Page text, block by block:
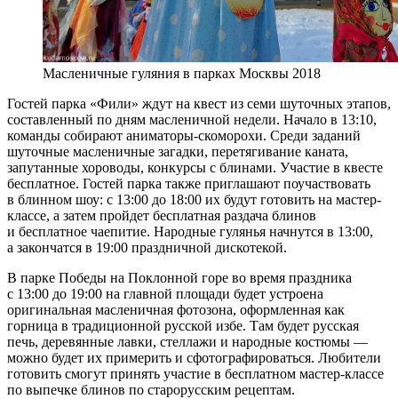
Масленичные гуляния в парках Москвы 2018
Гостей парка «Фили» ждут на квест из семи шуточных этапов,
составленный по дням масленичной недели. Начало в 13:10,
команды собирают аниматоры-скоморохи. Среди заданий
шуточные масленичные загадки, перетягивание каната,
запутанные хороводы, конкурсы с блинами. Участие в квесте
бесплатное. Гостей парка также приглашают поучаствовать
в блинном шоу: с 13:00 до 18:00 их будут готовить на мастер-
классе, а затем пройдет бесплатная раздача блинов
и бесплатное чаепитие. Народные гулянья начнутся в 13:00,
а закончатся в 19:00 праздничной дискотекой.
В парке Победы на Поклонной горе во время праздника
с 13:00 до 19:00 на главной площади будет устроена
оригинальная масленичная фотозона, оформленная как
горница в традиционной русской избе. Там будет русская
печь, деревянные лавки, стеллажи и народные костюмы —
можно будет их примерить и сфотографироваться. Любители
готовить смогут принять участие в бесплатном мастер-классе
по выпечке блинов по старорусским рецептам.